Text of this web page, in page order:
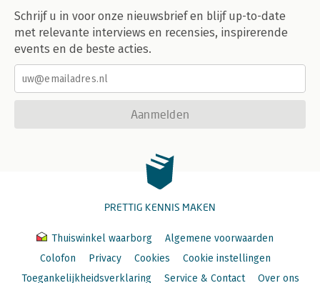
Schrijf u in voor onze nieuwsbrief en blijf up-to-date
met relevante interviews en recensies, inspirerende
events en de beste acties.
Aanmelden
PRETTIG KENNIS MAKEN
Thuiswinkel waarborg
Algemene voorwaarden
Colofon
Privacy Cookies
Cookie instellingen
Toegankelijkheidsverklaring
Service & Contact Over ons